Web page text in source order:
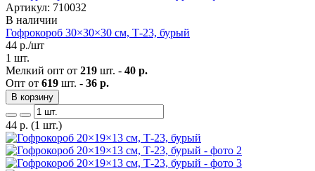
Артикул: 710032
В наличии
Гофрокороб 30×30×30 см, Т-23, бурый
44 р./шт
1 шт.
Мелкий опт от 219 шт. - 40 р.
Опт от 619 шт. - 36 р.
В корзину
44 р. (1 шт.)